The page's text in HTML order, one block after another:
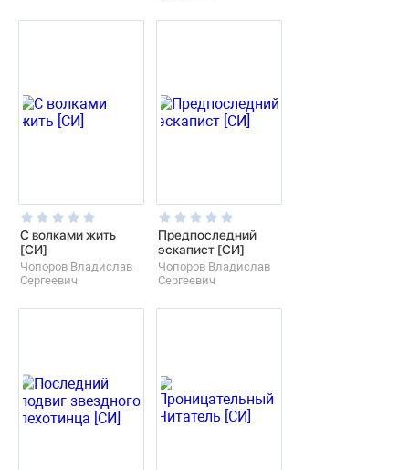
С волками жить
[СИ]
Чопоров Владислав
Сергеевич
Предпоследний
эскапист [СИ]
Чопоров Владислав
Сергеевич